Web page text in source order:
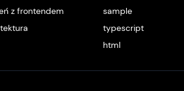
z frontendem
sample
typescript
html